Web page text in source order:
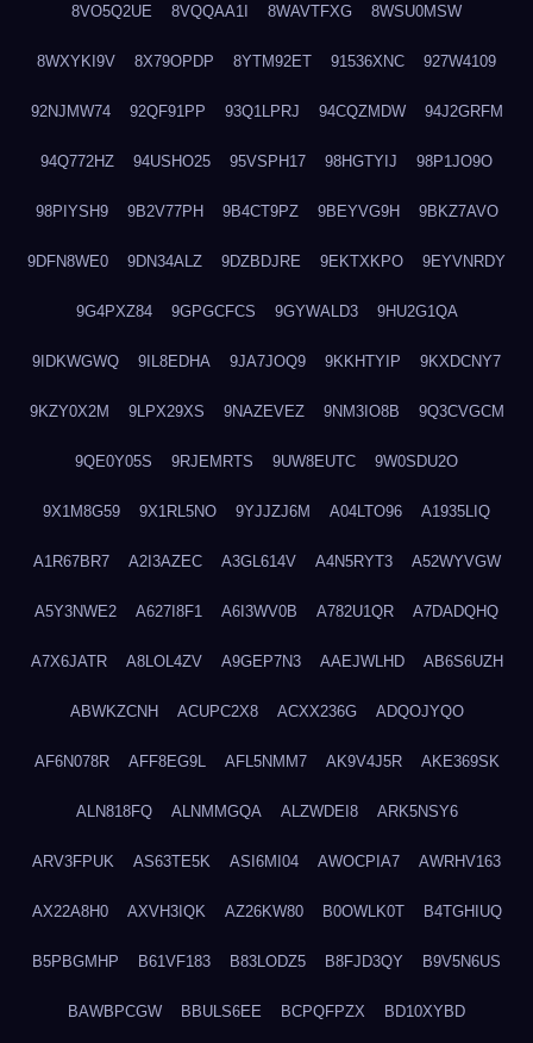
8VO5Q2UE 8VQQAA1I 8WAVTFXG 8WSU0MSW
8WXYKI9V 8X79OPDP 8YTM92ET 91536XNC 927W4109
92NJMW74 92QF91PP 93Q1LPRJ 94CQZMDW 94J2GRFM
94Q772HZ 94USHO25 95VSPH17 98HGTYIJ 98P1JO9O
98PIYSH9 9B2V77PH 9B4CT9PZ 9BEYVG9H 9BKZ7AVO
9DFN8WE0 9DN34ALZ 9DZBDJRE 9EKTXKPO 9EYVNRDY
9G4PXZ84 9GPGCFCS 9GYWALD3 9HU2G1QA
9IDKWGWQ 9IL8EDHA 9JA7JOQ9 9KKHTYIP 9KXDCNY7
9KZY0X2M 9LPX29XS 9NAZEVEZ 9NM3IO8B 9Q3CVGCM
9QE0Y05S 9RJEMRTS 9UW8EUTC 9W0SDU2O
9X1M8G59 9X1RL5NO 9YJJZJ6M A04LTO96 A1935LIQ
A1R67BR7 A2I3AZEC A3GL614V A4N5RYT3 A52WYVGW
A5Y3NWE2 A627I8F1 A6I3WV0B A782U1QR A7DADQHQ
A7X6JATR A8LOL4ZV A9GEP7N3 AAEJWLHD AB6S6UZH
ABWKZCNH ACUPC2X8 ACXX236G ADQOJYQO
AF6N078R AFF8EG9L AFL5NMM7 AK9V4J5R AKE369SK
ALN818FQ ALNMMGQA ALZWDEI8 ARK5NSY6
ARV3FPUK AS63TE5K ASI6MI04 AWOCPIA7 AWRHV163
AX22A8H0 AXVH3IQK AZ26KW80 B0OWLK0T B4TGHIUQ
B5PBGMHP B61VF183 B83LODZ5 B8FJD3QY B9V5N6US
BAWBPCGW BBULS6EE BCPQFPZX BD10XYBD